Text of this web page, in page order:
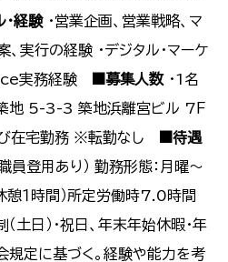
経験・営業企画、営業戦略、マ
、実行の経験 ・デジタル・マーケ
実務経験
■募集人数・1名
地 5-3-3 築地浜離宮ビル 7Ｆ
在宅勤務 ※転勤なし
■待遇
員登用あり） 勤務形態：月曜～
１時間）所定労働時7.0時間
・祝日、年末年始休暇・年
規定に基づく。経験や能力を考